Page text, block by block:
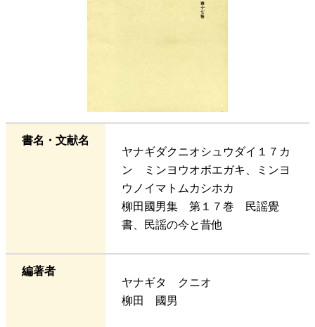
書名・文献名
ヤナギダクニオシュウダイ１７カ
ン ミンヨウオボエガキ、ミンヨ
ウノイマトムカシホカ
柳田國男集 第１７巻 民謡覺
書、民謡の今と昔他
編著者
ヤナギタ クニオ
柳田 國男